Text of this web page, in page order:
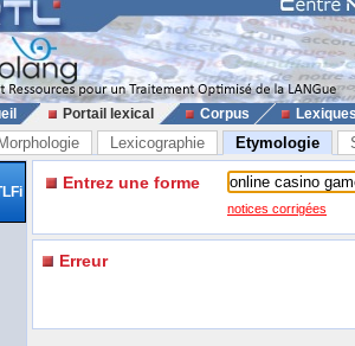
Portail lexical Corpus
Morphologie Lexicographie Etymologie
Entrez une forme
notices corrigées
Erreur